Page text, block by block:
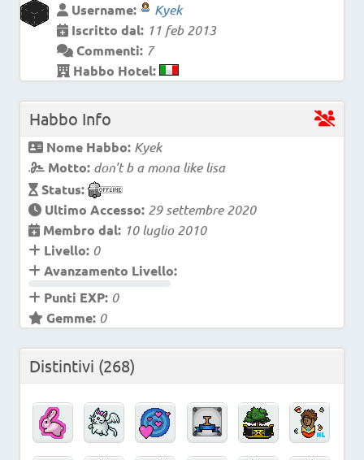
Username:
Kyek
Iscritto dal: 11 feb 2013
Commenti: 7
Habbo Hotel:
Habbo Info
Nome Habbo: Kyek
Motto: don't b a mona like lisa
Status:
Ultimo Accesso: 29 settembre 2020
Membro dal: 10 luglio 2010
Livello: 0
Avanzamento Livello:
Punti EXP: 0
Gemme: 0
Distintivi (268)